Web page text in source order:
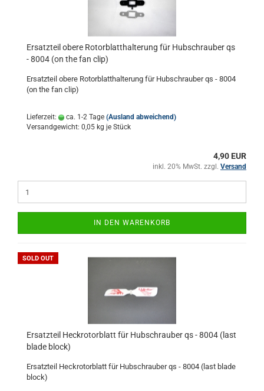
Ersatzteil obere Rotorblatthalterung für Hubschrauber qs
- 8004 (on the fan clip)
Ersatzteil obere Rotorblatthalterung für Hubschrauber qs - 8004
(on the fan clip)
Lieferzeit: ca. 1-2 Tage (Ausland abweichend)
Versandgewicht: 0,05 kg je Stück
4,90 EUR
inkl. 20% MwSt. zzgl. Versand
IN DEN WARENKORB
SOLD OUT
Ersatzteil Heckrotorblatt für Hubschrauber qs - 8004 (last
blade block)
Ersatzteil Heckrotorblatt für Hubschrauber qs - 8004 (last blade
block)